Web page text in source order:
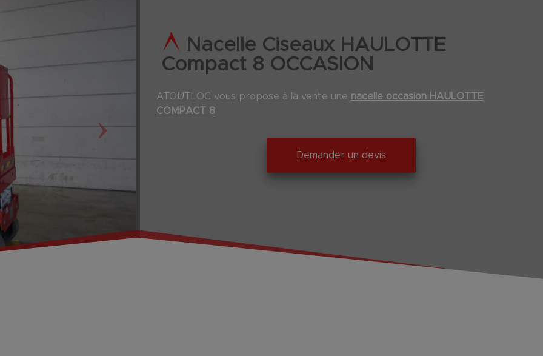
›
Nacelle Ciseaux HAULOTTE
Compact 8 OCCASION
ATOUTLOC vous propose à la vente une nacelle occasion HAULOTTE
COMPACT 8
Demander un devis